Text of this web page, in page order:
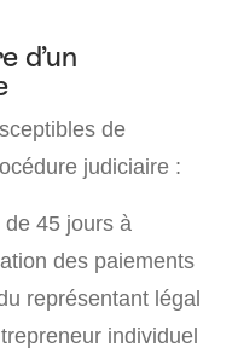
d’un
de
judiciaire :
45 jours à
des paiements
représentant légal
individuel